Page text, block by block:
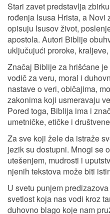
Stari zavet predstavlja
rođenja Isusa Hrista, a Novi
opisuju Isusov život,
apostola. Autori Biblije
uključujući proroke,
Značaj Biblije za hrišćane
vodič za veru, moral i
nastave o veri, običajima,
zakonima koji usmeravaju
Pored toga, Biblija ima i
umetničke, etičke i
Za sve koji žele da istraže
jezik su dostupni. Mnogi se
utešenjem, mudrosti i
njenih tekstova može biti
U svetu punjem
svetlost koja nas vodi kroz
duhovno blago koje nam